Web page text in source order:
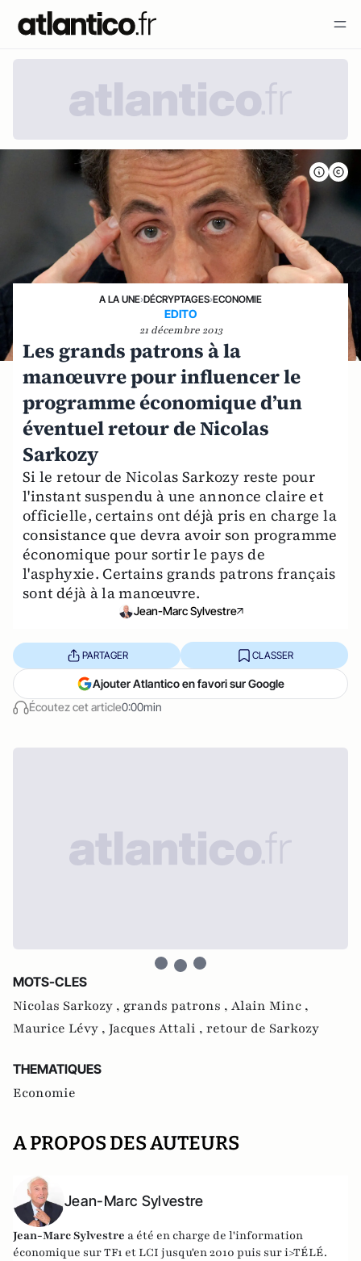
A LA UNE›DÉCRYPTAGES›ECONOMIE
EDITO
21 décembre 2013
Les grands patrons à la
manœuvre pour influencer le
programme économique d’un
éventuel retour de Nicolas
Sarkozy
Si le retour de Nicolas Sarkozy reste pour
l'instant suspendu à une annonce claire et
officielle, certains ont déjà pris en charge la
consistance que devra avoir son programme
économique pour sortir le pays de
l'asphyxie. Certains grands patrons français
sont déjà à la manœuvre.
Jean-Marc Sylvestre
Écoutez cet article0:00min
PARTAGER CLASSER
Ajouter Atlantico en favori sur Google
MOTS-CLES
Nicolas Sarkozy , grands patrons , Alain Minc ,
Maurice Lévy , Jacques Attali , retour de Sarkozy
THEMATIQUES
Economie
A PROPOS DES AUTEURS
Jean-Marc Sylvestre
Jean-Marc Sylvestre a été en charge de l'information
économique sur TF1 et LCI jusqu'en 2010 puis sur i>TÉLÉ.